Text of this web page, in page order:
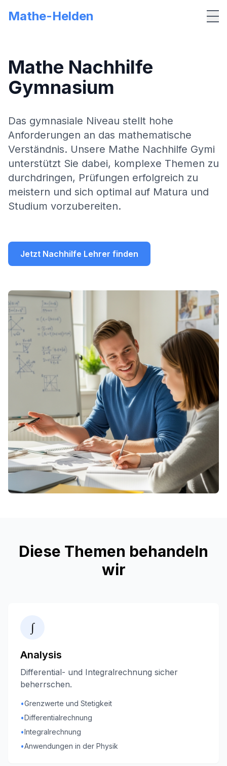
Mathe-Helden
Mathe Nachhilfe
Gymnasium
Das gymnasiale Niveau stellt hohe
Anforderungen an das mathematische
Verständnis. Unsere Mathe Nachhilfe Gymi
unterstützt Sie dabei, komplexe Themen zu
durchdringen, Prüfungen erfolgreich zu
meistern und sich optimal auf Matura und
Studium vorzubereiten.
Jetzt Nachhilfe Lehrer finden
Diese Themen behandeln
wir
∫
Analysis
Differential- und Integralrechnung sicher
beherrschen.
•Grenzwerte und Stetigkeit
•Differentialrechnung
•Integralrechnung
•Anwendungen in der Physik